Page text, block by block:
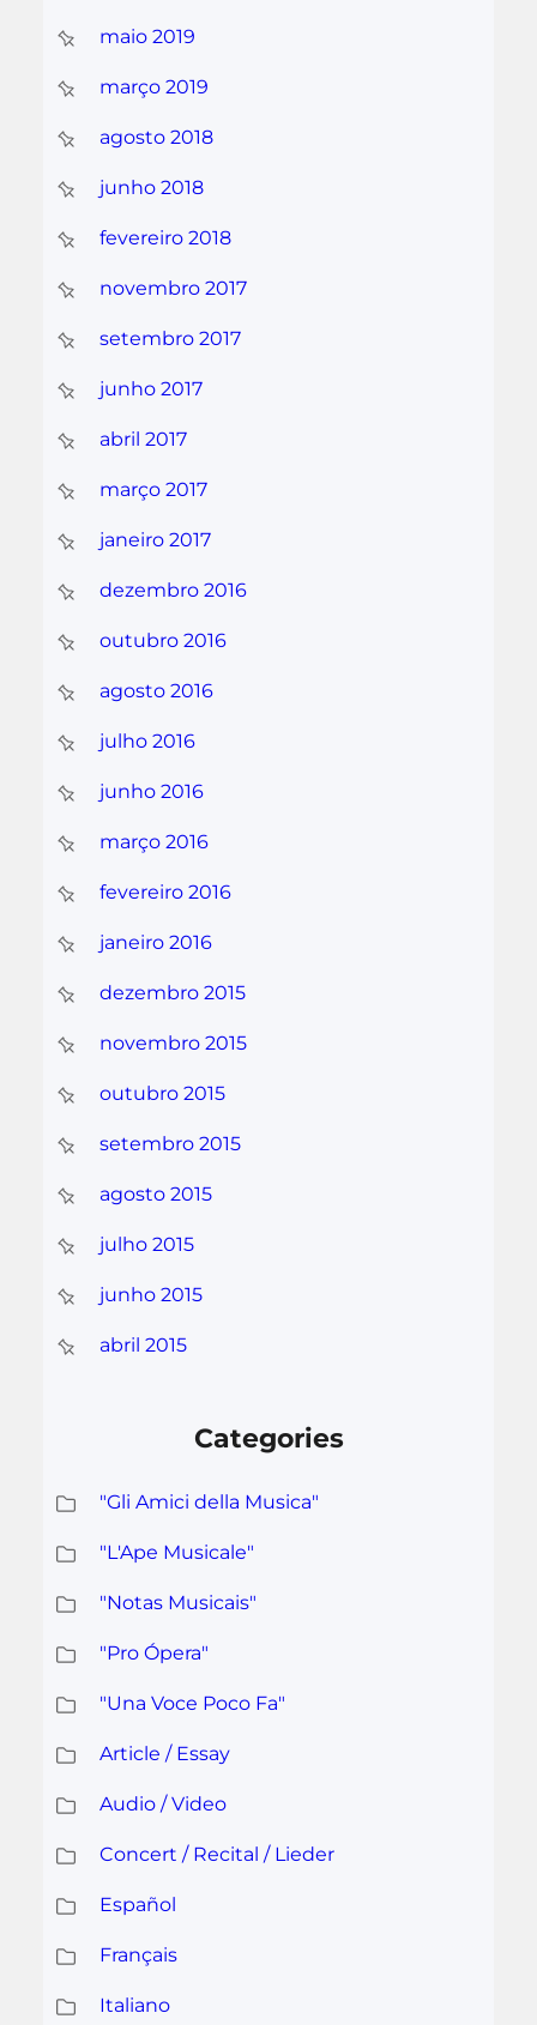
maio 2019
março 2019
agosto 2018
junho 2018
fevereiro 2018
novembro 2017
setembro 2017
junho 2017
abril 2017
março 2017
janeiro 2017
dezembro 2016
outubro 2016
agosto 2016
julho 2016
junho 2016
março 2016
fevereiro 2016
janeiro 2016
dezembro 2015
novembro 2015
outubro 2015
setembro 2015
agosto 2015
julho 2015
junho 2015
abril 2015
Categories
"Gli Amici della Musica"
"L'Ape Musicale"
"Notas Musicais"
"Pro Ópera"
"Una Voce Poco Fa"
Article / Essay
Audio / Video
Concert / Recital / Lieder
Español
Français
Italiano